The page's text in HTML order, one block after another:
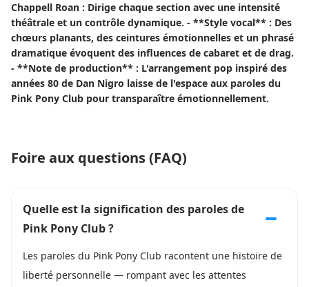
Chappell Roan : Dirige chaque section avec une intensité
théâtrale et un contrôle dynamique. - **Style vocal** : Des
chœurs planants, des ceintures émotionnelles et un phrasé
dramatique évoquent des influences de cabaret et de drag.
- **Note de production** : L'arrangement pop inspiré des
années 80 de Dan Nigro laisse de l'espace aux paroles du
Pink Pony Club pour transparaître émotionnellement.
Foire aux questions (FAQ)
Quelle est la signification des paroles de
Pink Pony Club ?
Les paroles du Pink Pony Club racontent une histoire de
liberté personnelle — rompant avec les attentes